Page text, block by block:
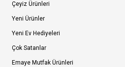
Çeyiz Ürünleri
Yeni Ürünler
Yeni Ev Hediyeleri
Çok Satanlar
Emaye Mutfak Ürünleri